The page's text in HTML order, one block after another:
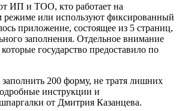
ИП и ТОО, кто работает на
режиме или используют фиксированный
приложение, состоящее из 5 страниц,
заполнения. Отдельное внимание
государство предоставило по
заполнить 200 форму, не тратя лишних
инструкции и
от Дмитрия Казанцева.